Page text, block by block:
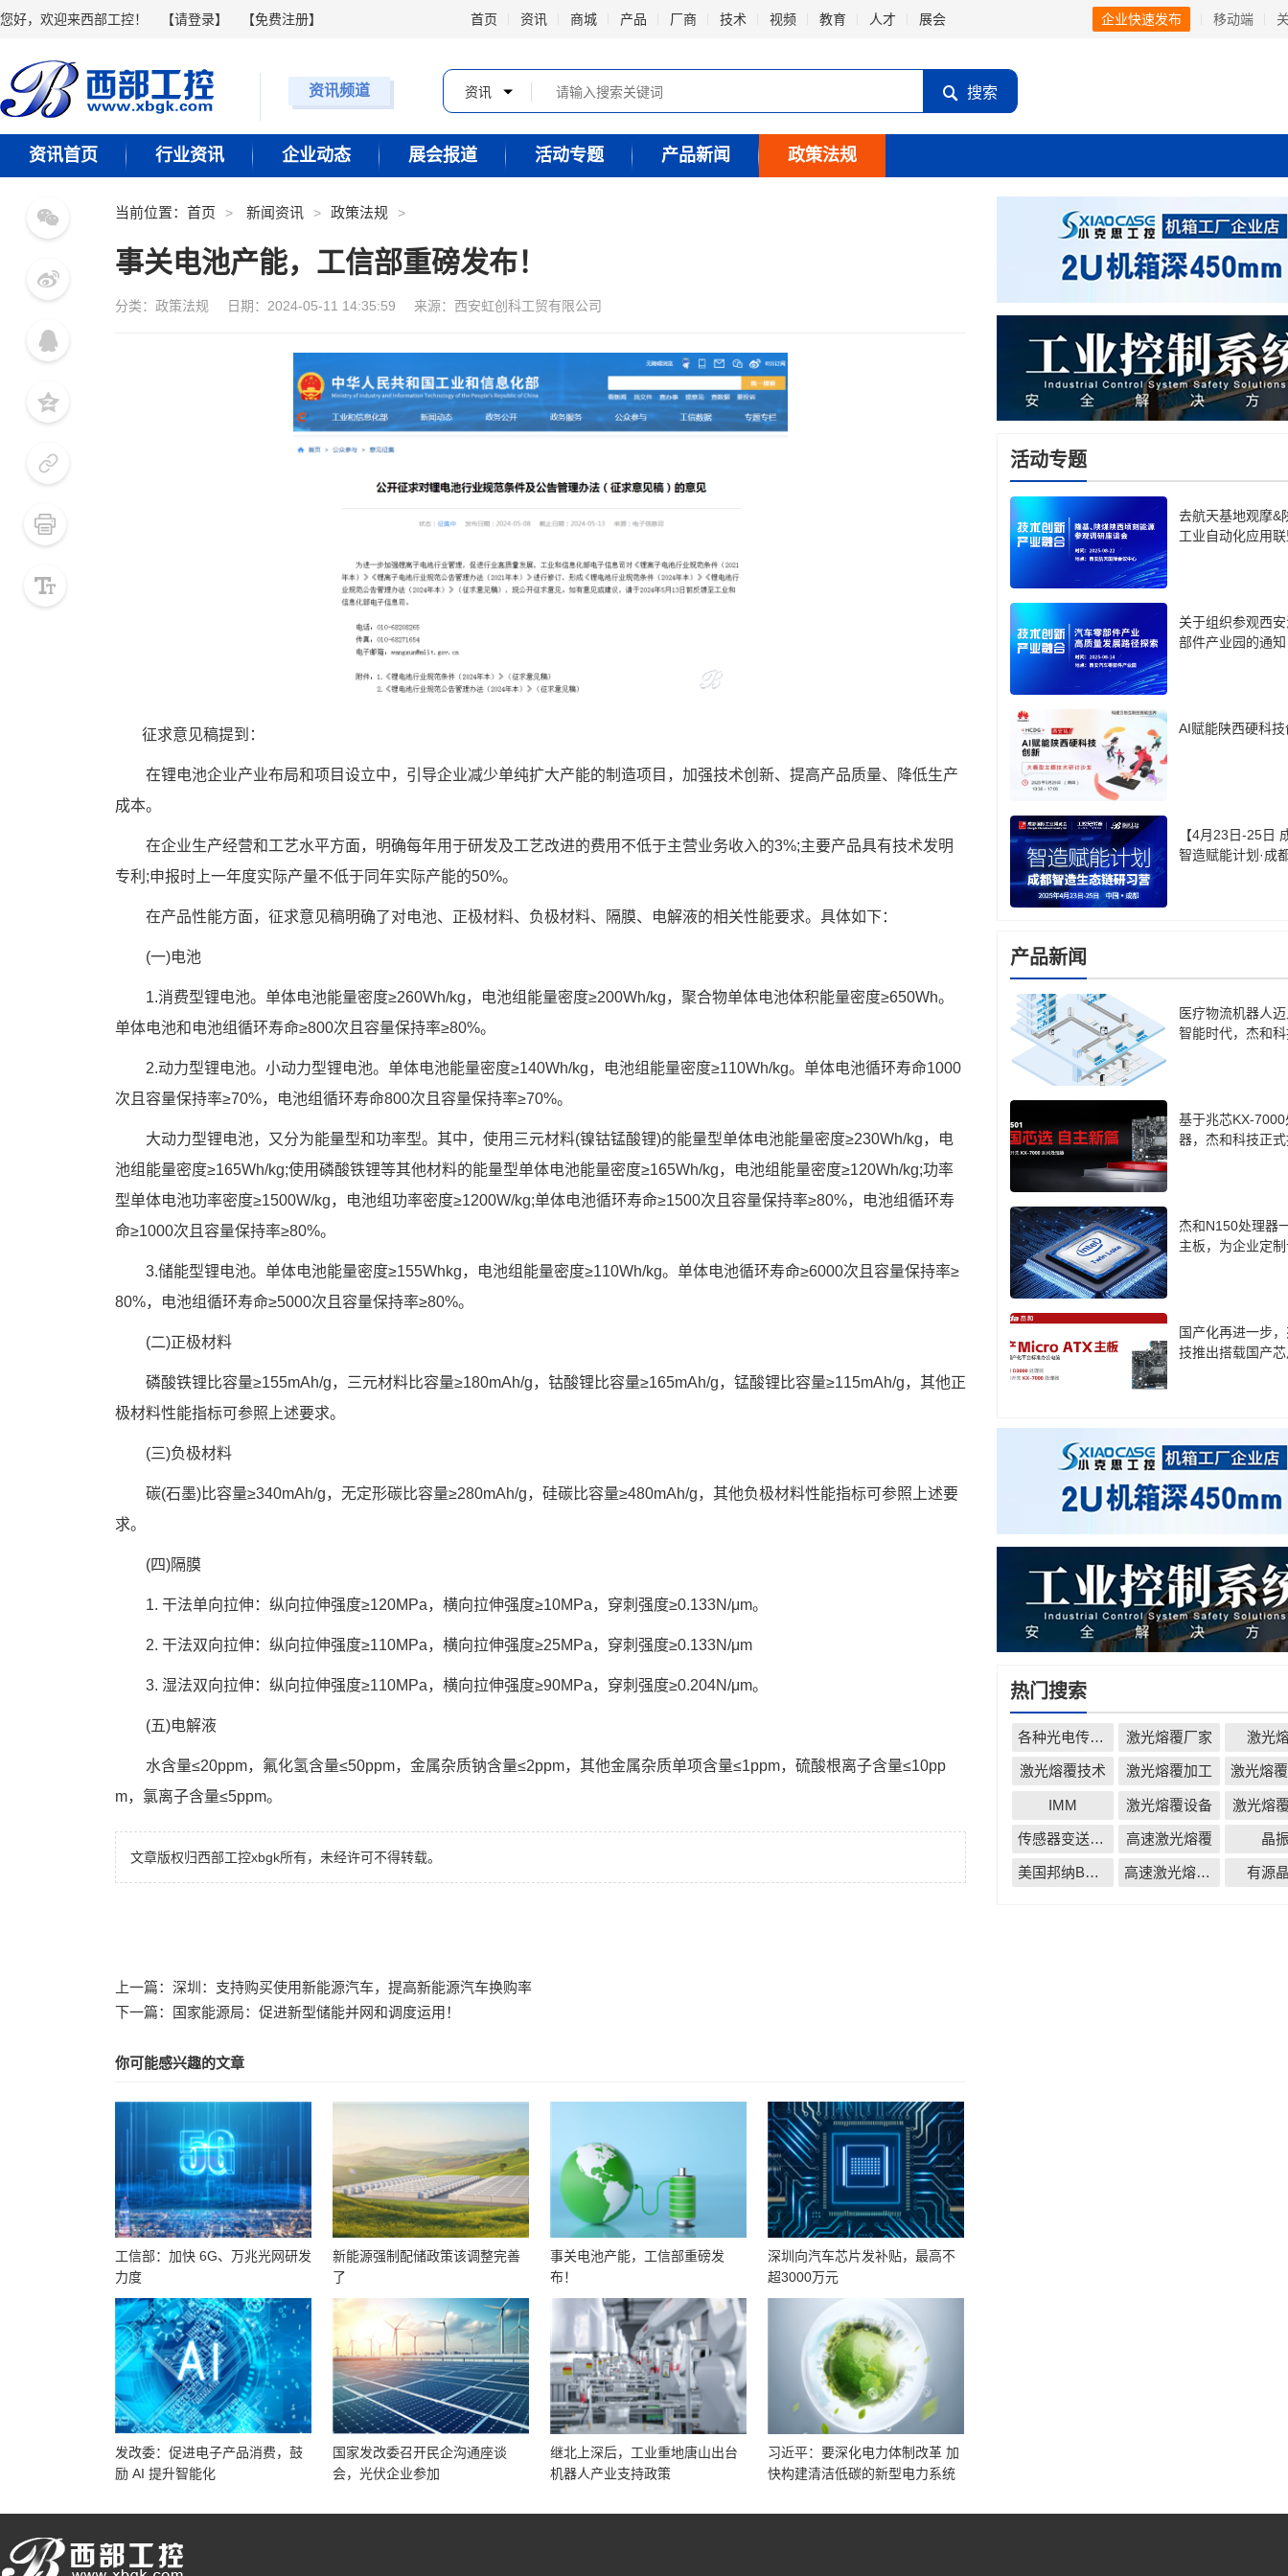
您好，欢迎来西部工控！ 【请登录】 【免费注册】 首页 资讯 商城 产品 厂商 技术 视频 教育 人才 展会 企业快速发布 移动端
资讯频道 资讯 搜索
资讯首页 行业资讯 企业动态 展会报道 活动专题 产品新闻 政策法规
当前位置： 首页 新闻资讯 政策法规
事关电池产能，工信部重磅发布！
分类： 政策法规 日期：2024-05-11 14:35:59 来源： 西安虹创科工贸有限公司
征求意见稿提到：
在锂电池企业产业布局和项目设立中，引导企业减少单纯扩大产能的制造项目，加强技术创新、提高产品质量、降低生产
成本。
在企业生产经营和工艺水平方面，明确每年用于研发及工艺改进的费用不低于主营业务收入的3%;主要产品具有技术发明
专利;申报时上一年度实际产量不低于同年实际产能的50%。
在产品性能方面，征求意见稿明确了对电池、正极材料、负极材料、隔膜、电解液的相关性能要求。具体如下：
(一)电池
1.消费型锂电池。单体电池能量密度≥260Wh/kg，电池组能量密度≥200Wh/kg，聚合物单体电池体积能量密度≥650Wh。
单体电池和电池组循环寿命≥800次且容量保持率≥80%。
2.动力型锂电池。小动力型锂电池。单体电池能量密度≥140Wh/kg，电池组能量密度≥110Wh/kg。单体电池循环寿命1000
次且容量保持率≥70%，电池组循环寿命800次且容量保持率≥70%。
大动力型锂电池，又分为能量型和功率型。其中，使用三元材料(镍钴锰酸锂)的能量型单体电池能量密度≥230Wh/kg，电
池组能量密度≥165Wh/kg;使用磷酸铁锂等其他材料的能量型单体电池能量密度≥165Wh/kg，电池组能量密度≥120Wh/kg;功率
型单体电池功率密度≥1500W/kg，电池组功率密度≥1200W/kg;单体电池循环寿命≥1500次且容量保持率≥80%，电池组循环寿
命≥1000次且容量保持率≥80%。
3.储能型锂电池。单体电池能量密度≥155Whkg，电池组能量密度≥110Wh/kg。单体电池循环寿命≥6000次且容量保持率≥
80%，电池组循环寿命≥5000次且容量保持率≥80%。
(二)正极材料
磷酸铁锂比容量≥155mAh/g，三元材料比容量≥180mAh/g，钴酸锂比容量≥165mAh/g，锰酸锂比容量≥115mAh/g，其他正
极材料性能指标可参照上述要求。
(三)负极材料
碳(石墨)比容量≥340mAh/g，无定形碳比容量≥280mAh/g，硅碳比容量≥480mAh/g，其他负极材料性能指标可参照上述要
求。
(四)隔膜
1. 干法单向拉伸：纵向拉伸强度≥120MPa，横向拉伸强度≥10MPa，穿刺强度≥0.133N/μm。
2. 干法双向拉伸：纵向拉伸强度≥110MPa，横向拉伸强度≥25MPa，穿刺强度≥0.133N/μm
3. 湿法双向拉伸：纵向拉伸强度≥110MPa，横向拉伸强度≥90MPa，穿刺强度≥0.204N/μm。
(五)电解液
水含量≤20ppm，氟化氢含量≤50ppm，金属杂质钠含量≤2ppm，其他金属杂质单项含量≤1ppm，硫酸根离子含量≤10pp
m，氯离子含量≤5ppm。
文章版权归西部工控xbgk所有，未经许可不得转载。
上一篇： 深圳：支持购买使用新能源汽车，提高新能源汽车换购率
下一篇：
国家能源局：促进新型储能并网和调度运用！
你可能感兴趣的文章
工信部：加快 6G、万兆光网研发
力度
新能源强制配储政策该调整完善
了
事关电池产能，工信部重磅发
布！
深圳向汽车芯片发补贴，最高不
超3000万元
发改委：促进电子产品消费，鼓
励 AI 提升智能化
国家发改委召开民企沟通座谈
会，光伏企业参加
继北上深后，工业重地唐山出台
机器人产业支持政策
习近平：要深化电力体制改革 加
快构建清洁低碳的新型电力系统
活动专题
去航天基地观摩&
工业自动化应用
关于组织参观西
部件产业园的通知
AI赋能陕西硬科技
【4月23日-25日
智造赋能计划·成
产品新闻
医疗物流机器人
智能时代，杰和
基于兆芯KX-7000
器，杰和科技正
杰和N150处理器
主板，为企业定
国产化再进一步
技推出搭载国产
热门搜索
各种光电传感器 激光熔覆厂家 激光
激光熔覆技术 激光熔覆加工
IMM 激光熔覆设备 激光熔
传感器变送器仪表无线配套解决方案 高速激光熔覆 晶
美国邦纳BANNER 高速激光熔覆厂家 有源